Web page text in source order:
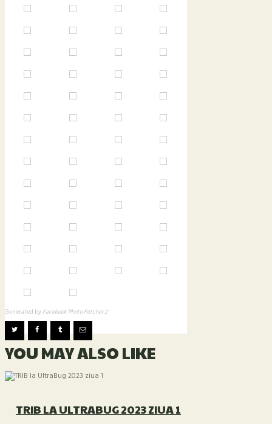
Generated by Facebook Photo Fetcher 2
YOU MAY ALSO LIKE
TRIB LA ULTRABUG 2023 ZIUA 1